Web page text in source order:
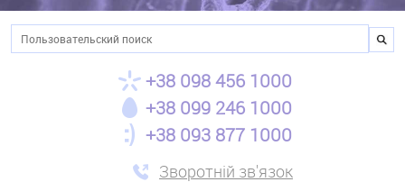
Пошук
+38 098 456 1000
+38 099 246 1000
+38 093 877 1000
Зворотній зв'язок